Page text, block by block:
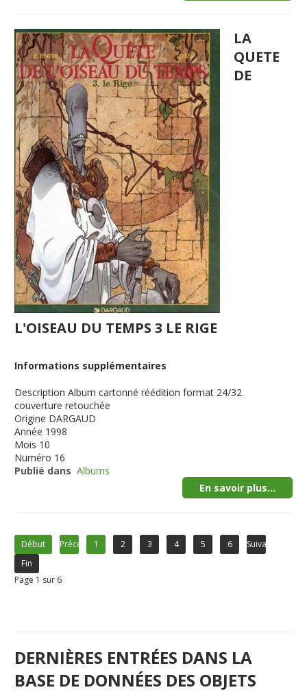
LA
QUETE
DE
L'OISEAU DU TEMPS 3 LE RIGE
Informations supplémentaires
Description Album cartonné réédition format 24/32
couverture retouchée
Origine DARGAUD
Année 1998
Mois 10
Numéro 16
Publié dans Albums
En savoir plus...
Début Précédent1 2 3 4 5 6
Suivant
Fin
Page 1 sur 6
DERNIÈRES ENTRÉES DANS LA
BASE DE DONNÉES DES OBJETS